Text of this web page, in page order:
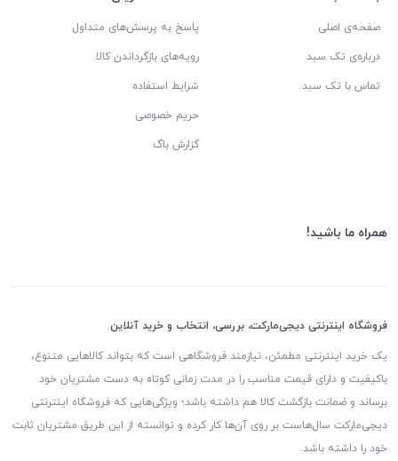
صفحه‌ی اصلی
درباره‌ی تک سبد
تماس با تک سبد
پاسخ به پرسش‌های متداول
رویه‌های بازگرداندن کالا
شرایط استفاده
حریم خصوصی
گزارش باگ
همراه ما باشید!
فروشگاه اینترنتی دیجی‌مارکت، بررسی، انتخاب و خرید آنلاین
یک خرید اینترنتی مطمئن، نیازمند فروشگاهی است که بتواند کالاهایی متنوع،
باکیفیت و دارای قیمت مناسب را در مدت زمانی کوتاه به دست مشتریان خود
برساند و ضمانت بازگشت کالا هم داشته باشد؛ ویژگی‌هایی که فروشگاه اینترنتی
دیجی‌مارکت سال‌هاست بر روی آن‌ها کار کرده و توانسته از این طریق مشتریان ثابت
خود را داشته باشد.